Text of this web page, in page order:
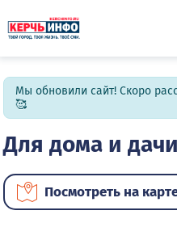
Мы обновили сайт! Скоро
🥰
Для дома и дачи
Посмотреть на